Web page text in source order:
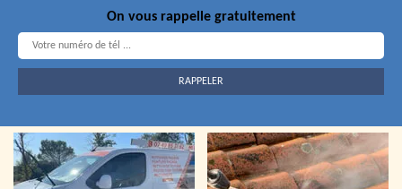
On vous rappelle gratuitement